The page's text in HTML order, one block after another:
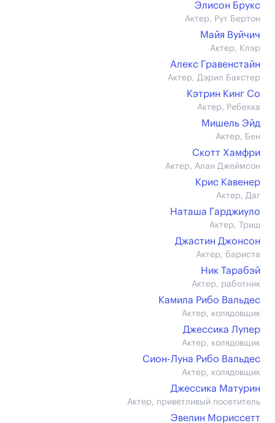
Элисон Брукс
Актер, Рут Бертон
Майя Вуйчич
Актер, Клэр
Алекс Гравенстайн
Актер, Дэрил Бакстер
Кэтрин Кинг Со
Актер, Ребекка
Мишель Эйд
Актер, Бен
Скотт Хамфри
Актер, Алан Джеймсон
Крис Кавенер
Актер, Даг
Наташа Гарджиуло
Актер, Триш
Джастин Джонсон
Актер, бариста
Ник Тарабэй
Актер, работник
Камила Рибо Вальдес
Актер, колядовщик
Джессика Лупер
Актер, колядовщик
Сион-Луна Рибо Вальдес
Актер, колядовщик
Джессика Матурин
Актер, приветливый посетитель
Эвелин Мориссетт